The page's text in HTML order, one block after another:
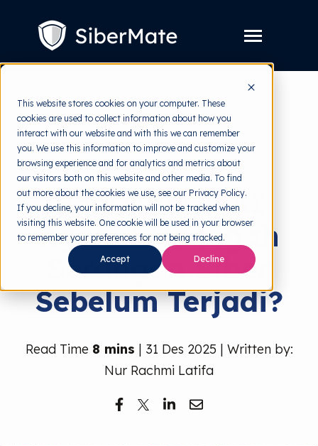
This website stores cookies on your computer. These
cookies are used to collect information about how you
interact with our website and with this we can remember
you. We use this information to improve and customize your
browsing experience and for analytics and metrics about
our visitors both on this website and other media. To find
out more about the cookies we use, see our Privacy Policy.
If you decline, your information will not be tracked when
visiting this website. One cookie will be used in your browser
to remember your preferences for not being tracked.
Accept Decline
Toggle
Layanan
children
for
Layanan
Harga
Resources
children
for
Resources
Tools Gratis
children
for
Tools
Gratis
Tentang
Coba Gratis
back to HRMI
Solutions
Bagaimana AI
Agent Mencegah
Serangan Siber
Sebelum Terjadi?
Read Time 8 mins | 31 Des 2025 | Written by:
Nur Rachmi Latifa